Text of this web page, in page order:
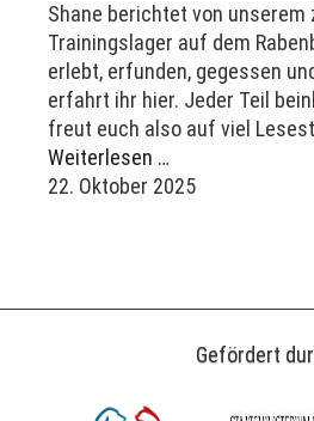
Shane berichtet von unserem
Trainingslager auf dem
erlebt, erfunden, gegessen
erfahrt ihr hier. Jeder Teil
freut euch also auf viel
Weiterlesen …
22. Oktober 2025
Gefördert